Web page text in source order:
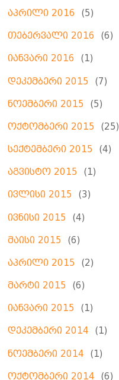
აპრილი 2016 (5)
თებერვალი 2016 (6)
იანვარი 2016 (1)
დეკემბერი 2015 (7)
ნოემბერი 2015 (5)
ოქტომბერი 2015 (25)
სექტემბერი 2015 (4)
აგვისტო 2015 (1)
ივლისი 2015 (3)
ივნისი 2015 (4)
მაისი 2015 (6)
აპრილი 2015 (2)
მარტი 2015 (6)
იანვარი 2015 (1)
დეკემბერი 2014 (1)
ნოემბერი 2014 (1)
ოქტომბერი 2014 (6)